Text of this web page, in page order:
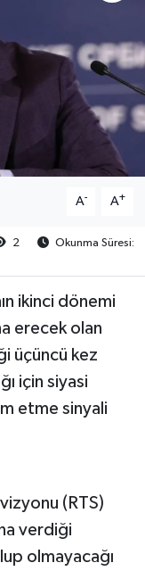
A- A+
2
Okunma Süresi:
ikinci dönemi
erecek olan
üçüncü kez
için siyasi
etme sinyali
(RTS)
verdiği
olmayacağı